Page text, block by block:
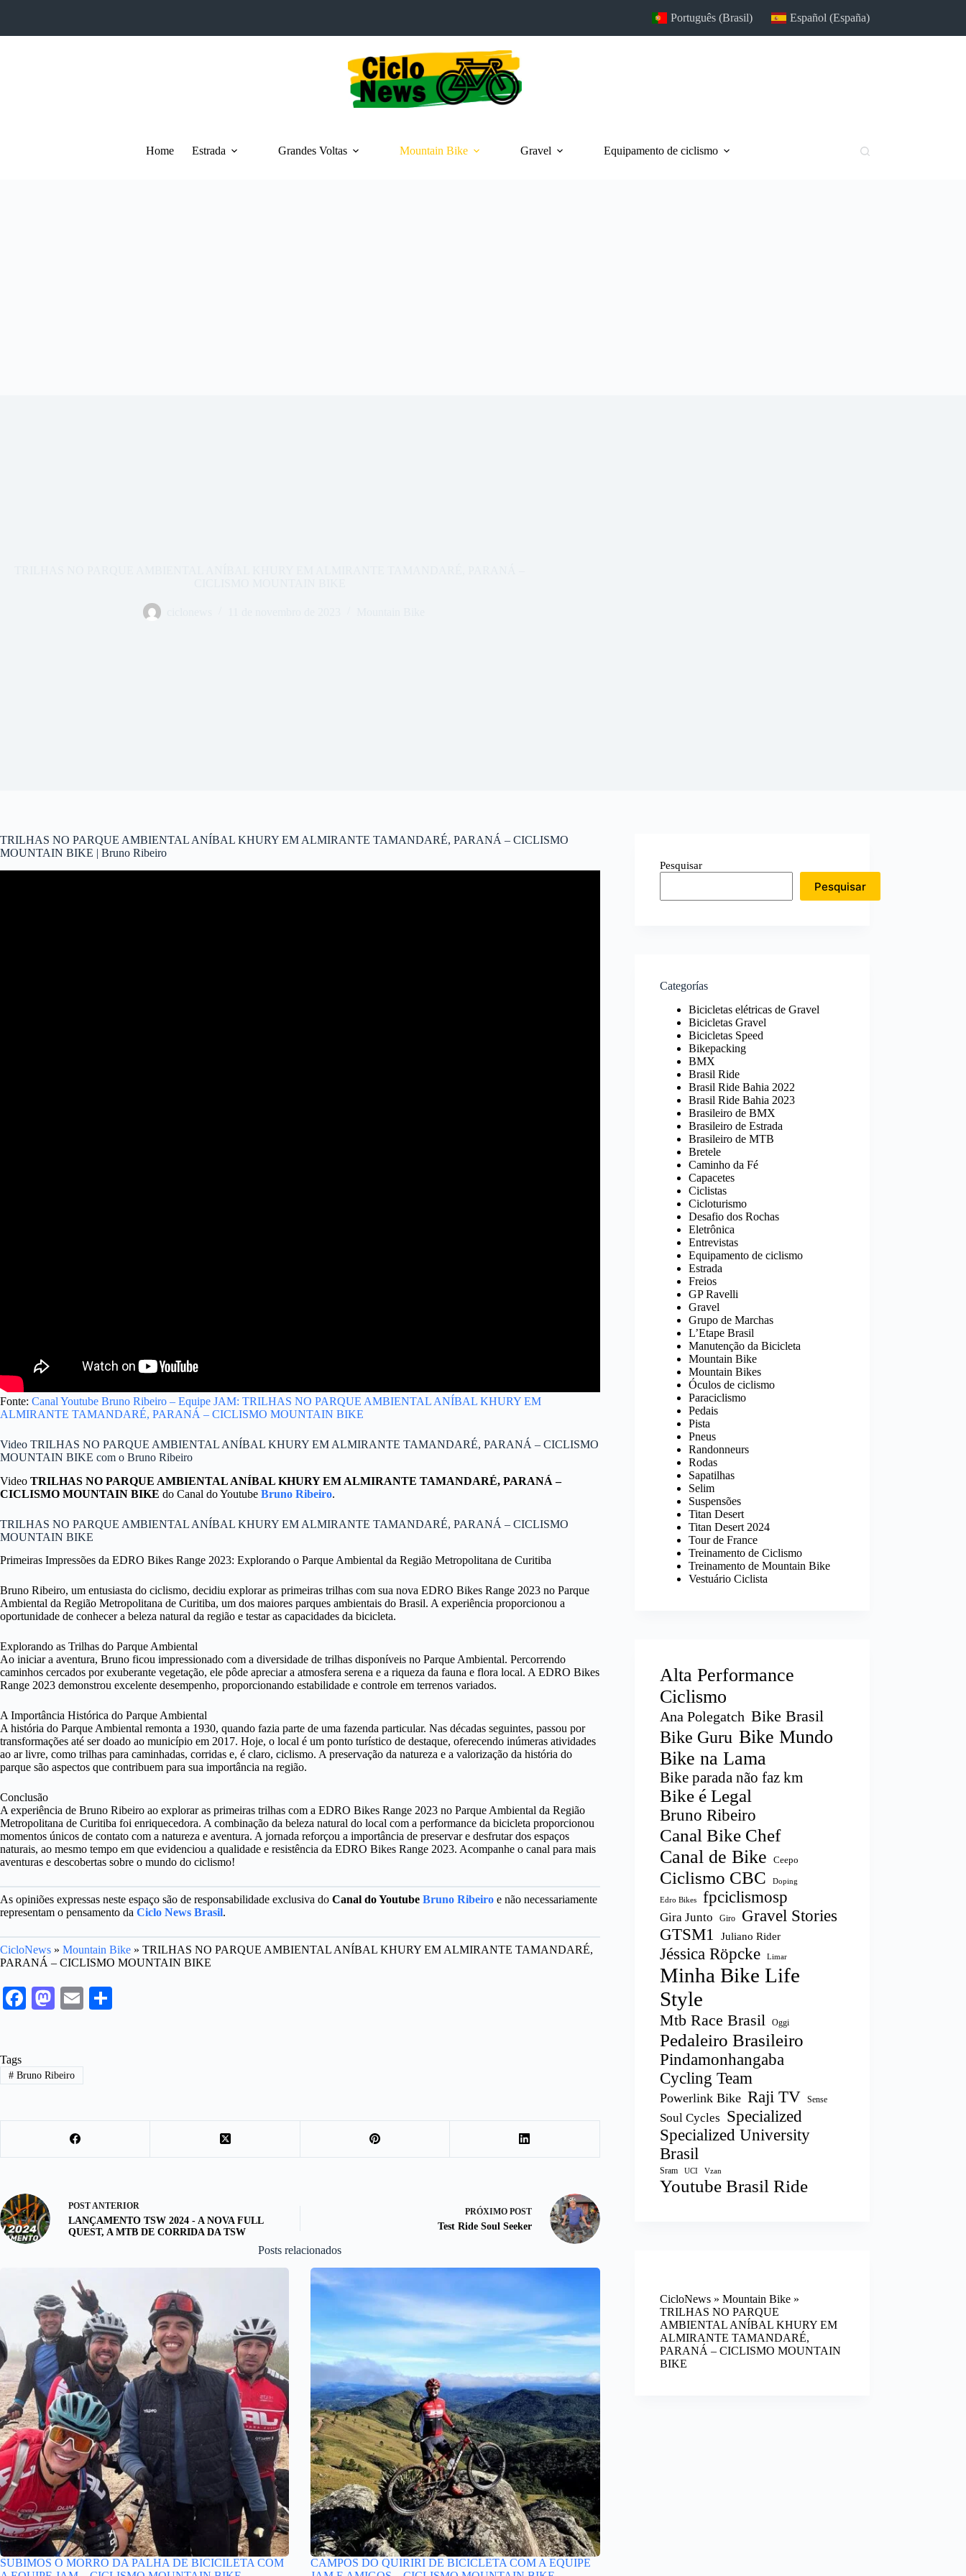
Português (Brasil) Español (España)
Home Estrada Grandes Voltas Mountain Bike Gravel Equipamento de ciclismo
TRILHAS NO PARQUE AMBIENTAL ANÍBAL KHURY EM ALMIRANTE TAMANDARÉ, PARANÁ – CICLISMO
MOUNTAIN BIKE | Bruno Ribeiro
Fonte: Canal Youtube Bruno Ribeiro – Equipe JAM: TRILHAS NO PARQUE AMBIENTAL ANÍBAL KHURY EM
ALMIRANTE TAMANDARÉ, PARANÁ – CICLISMO MOUNTAIN BIKE
Video TRILHAS NO PARQUE AMBIENTAL ANÍBAL KHURY EM ALMIRANTE TAMANDARÉ, PARANÁ – CICLISMO
MOUNTAIN BIKE com o Bruno Ribeiro
Video TRILHAS NO PARQUE AMBIENTAL ANÍBAL KHURY EM ALMIRANTE TAMANDARÉ, PARANÁ –
CICLISMO MOUNTAIN BIKE do Canal do Youtube Bruno Ribeiro.
TRILHAS NO PARQUE AMBIENTAL ANÍBAL KHURY EM ALMIRANTE TAMANDARÉ, PARANÁ – CICLISMO
MOUNTAIN BIKE
Primeiras Impressões da EDRO Bikes Range 2023: Explorando o Parque Ambiental da Região Metropolitana de Curitiba
Bruno Ribeiro, um entusiasta do ciclismo, decidiu explorar as primeiras trilhas com sua nova EDRO Bikes Range 2023 no Parque
Ambiental da Região Metropolitana de Curitiba, um dos maiores parques ambientais do Brasil. A experiência proporcionou a
oportunidade de conhecer a beleza natural da região e testar as capacidades da bicicleta.
Explorando as Trilhas do Parque Ambiental
Ao iniciar a aventura, Bruno ficou impressionado com a diversidade de trilhas disponíveis no Parque Ambiental. Percorrendo
caminhos cercados por exuberante vegetação, ele pôde apreciar a atmosfera serena e a riqueza da fauna e flora local. A EDRO Bikes
Range 2023 demonstrou excelente desempenho, proporcionando estabilidade e controle em terrenos variados.
A Importância Histórica do Parque Ambiental
A história do Parque Ambiental remonta a 1930, quando fazia parte de uma fazenda particular. Nas décadas seguintes, passou por
transformações até ser doado ao município em 2017. Hoje, o local é um ponto turístico de destaque, oferecendo inúmeras atividades
ao ar livre, como trilhas para caminhadas, corridas e, é claro, ciclismo. A preservação da natureza e a valorização da história do
parque são aspectos que contribuem para sua importância na região.
Conclusão
A experiência de Bruno Ribeiro ao explorar as primeiras trilhas com a EDRO Bikes Range 2023 no Parque Ambiental da Região
Metropolitana de Curitiba foi enriquecedora. A combinação da beleza natural do local com a performance da bicicleta proporcionou
momentos únicos de contato com a natureza e aventura. A jornada reforçou a importância de preservar e desfrutar dos espaços
naturais, ao mesmo tempo em que evidenciou a qualidade e resistência da EDRO Bikes Range 2023. Acompanhe o canal para mais
aventuras e descobertas sobre o mundo do ciclismo!
As opiniões expressas neste espaço são de responsabilidade exclusiva do Canal do Youtube Bruno Ribeiro e não necessariamente
representam o pensamento da Ciclo News Brasil.
CicloNews » Mountain Bike » TRILHAS NO PARQUE AMBIENTAL ANÍBAL KHURY EM ALMIRANTE TAMANDARÉ,
PARANÁ – CICLISMO MOUNTAIN BIKE
Fa
ok
M
do
n
E
Tags
#Bruno Ribeiro
POSTANTERIOR
LANÇAMENTO TSW 2024 - A NOVA FULL
QUEST, A MTB DE CORRIDA DA TSW
PRÓXIMO POST
Test Ride Soul Seeker
Posts relacionados
SUBIMOS O MORRO DA PALHA DE BICICILETA COM
CAMPOS DO QUIRIRI DE BICICLETA COM A EQUIPE
Pesquisar
Pesquisar
Categorías
Bicicletas elétricas de Gravel
Bicicletas Gravel
Bicicletas Speed
Bikepacking
BMX
Brasil Ride
Brasil Ride Bahia 2022
Brasil Ride Bahia 2023
Brasileiro de BMX
Brasileiro de Estrada
Brasileiro de MTB
Bretele
Caminho da Fé
Capacetes
Ciclistas
Cicloturismo
Desafio dos Rochas
Eletrônica
Entrevistas
Equipamento de ciclismo
Estrada
Freios
GP Ravelli
Gravel
Grupo de Marchas
L’Etape Brasil
Manutenção da Bicicleta
Mountain Bike
Mountain Bikes
Óculos de ciclismo
Paraciclismo
Pedais
Pista
Pneus
Randonneurs
Rodas
Sapatilhas
Selim
Suspensões
Titan Desert
Titan Desert 2024
Tour de France
Treinamento de Ciclismo
Treinamento de Mountain Bike
Vestuário Ciclista
Alta Performance
Ciclismo
Ana Polegatch Bike Brasil
Bike Guru Bike Mundo
Bike na Lama
Bike parada não faz km
Bike é Legal
Bruno Ribeiro
Canal Bike Chef
Canal de Bike Ceepo
Ciclismo CBC Doping
Edro Bikes fpciclismosp
Gira Junto Giro
Gravel Stories
GTSM1
Juliano Rider
Jéssica Röpcke Limar
Minha Bike Life
Style
Mtb Race Brasil Oggi
Pedaleiro Brasileiro
Pindamonhangaba
Cycling Team
Powerlink Bike Raji TV Sense
Soul Cycles Specialized
Specialized University
Brasil
Sram UCI Vzan
Youtube Brasil Ride
CicloNews »Mountain Bike »
TRILHAS NO PARQUE
AMBIENTAL ANÍBAL KHURY EM
ALMIRANTE TAMANDARÉ,
PARANÁ – CICLISMO MOUNTAIN
BIKE